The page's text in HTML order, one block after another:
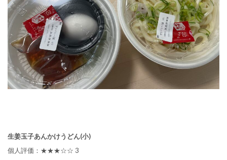
生姜玉子あんかけうどん(小)
個人評価：★★★☆☆ 3